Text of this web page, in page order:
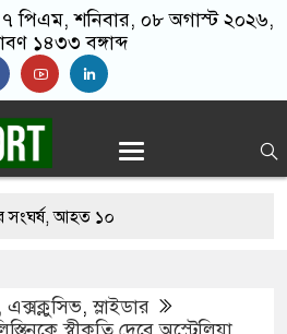
পিএম, শনিবার, ০৮ অগাস্ট ২০২৬,
১৪৩৩ বঙ্গাব্দ
আহত ১০
জারি
, এক্সক্লুসিভ,স্লাইডার